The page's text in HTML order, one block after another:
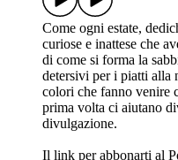
Come ogni estate,
curiose e inattese che
di come si forma la
detersivi per i piatti alla
colori che fanno venire
prima volta ci aiutano
divulgazione.
⁠⁠⁠⁠⁠⁠⁠⁠⁠⁠Il link per abbonarti al